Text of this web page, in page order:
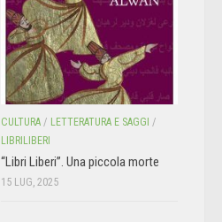
CULTURA / LETTERATURA E SAGGI /
LIBRILIBERI
“Libri Liberi”. Una piccola morte
15 LUG, 2025